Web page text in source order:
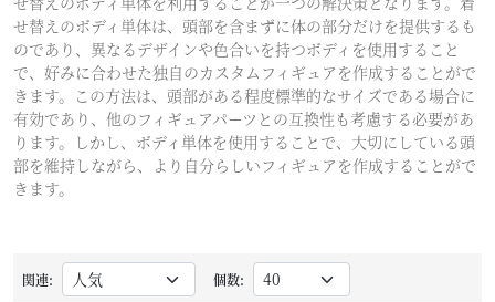
せ替えのボディ単体は、頭部を含まずに体の部分だけを提供するも
のであり、異なるデザインや色合いを持つボディを使用すること
で、好みに合わせた独自のカスタムフィギュアを作成することがで
きます。この方法は、頭部がある程度標準的なサイズである場合に
有効であり、他のフィギュアパーツとの互換性も考慮する必要があ
ります。しかし、ボディ単体を使用することで、大切にしている頭
部を維持しながら、より自分らしいフィギュアを作成することがで
きます。
関連: 個数: